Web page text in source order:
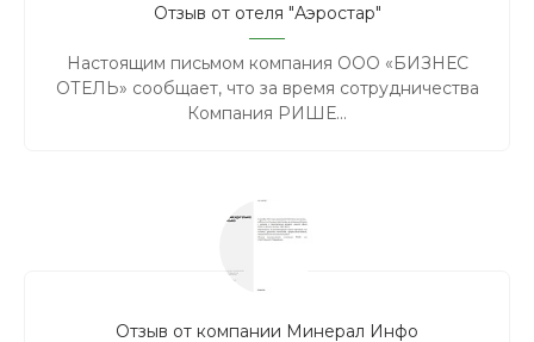
Отзыв от отеля "Аэростар"
Настоящим письмом компания ООО «БИЗНЕС
ОТЕЛЬ» сообщает, что за время сотрудничества
Компания РИШЕ...
Отзыв от компании Минерал Инфо